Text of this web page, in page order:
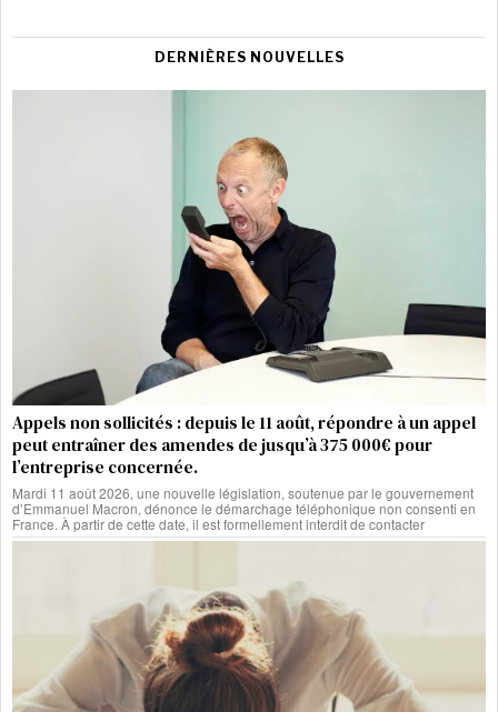
DERNIÈRES NOUVELLES
Appels non sollicités : depuis le 11 août, répondre à un appel
peut entraîner des amendes de jusqu’à 375 000€ pour
l’entreprise concernée.
Mardi 11 août 2026, une nouvelle législation, soutenue par le gouvernement
d’Emmanuel Macron, dénonce le démarchage téléphonique non consenti en
France. À partir de cette date, il est formellement interdit de contacter